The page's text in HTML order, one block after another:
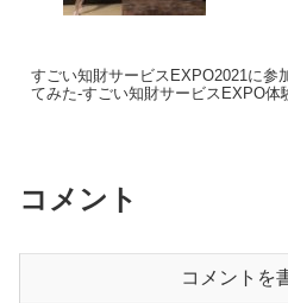
すごい知財サービスEXPO2021に参
てみた-すごい知財サービスEXPO体
コメント
コメントを